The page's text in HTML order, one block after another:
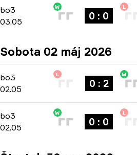
bo3 -bo3
03.05
W
0 : 0
L
Sobota 02 máj 2026
bo3 -bo3
02.05
L
0 : 2
W
bo3 -bo3
02.05
W
0 : 0
L